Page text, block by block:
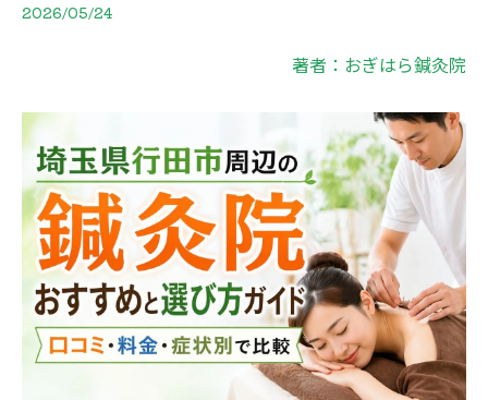
2026/05/24
著者：おぎはら鍼灸院